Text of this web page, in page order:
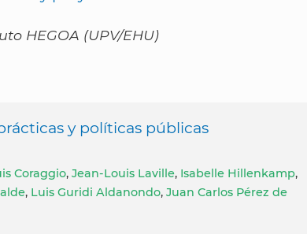
HEGOA (UPV/EHU)
y políticas públicas
Coraggio, Jean-Louis Laville, Isabelle Hillenkamp,
, Luis Guridi Aldanondo, Juan Carlos Pérez de